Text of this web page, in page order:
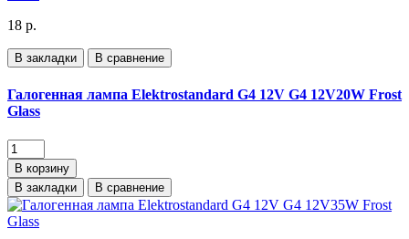
18 р.
В закладки В сравнение
Галогенная лампа Elektrostandard G4 12V G4 12V20W Frost
Glass
В корзину
В закладки
В сравнение